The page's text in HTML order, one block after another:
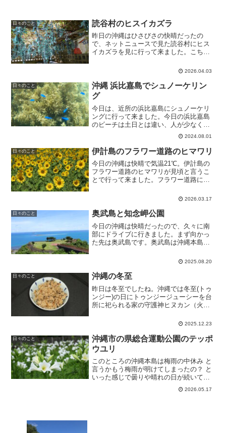
日々のこと 読谷村のヒスイカズラ
昨日の沖縄はひさびさの快晴だったの
で、ネットニュースで見た読谷村にヒス
イカズラを見に行って来ました。こちら
の玄関先に見事に咲いており、大勢の人
宅なのでマナーを守って静か...
2026.04.03
日々のこと
沖縄 浜比嘉島でシュノーケリン
グ
今日は、近所の浜比嘉島にシュノーケリ
ングに行って来ました。今日の浜比嘉島
のビーチは土日とは違い、人が少なく気
持ちよくシュノーケリングを楽しむこと
ができました。ただ、海の透明度があま
り良くなかったのが残念です。
2024.08.01
日々のこと 伊計島のフラワー道路のヒマワリ
今日の沖縄は快晴で気温21℃。伊計島の
フラワー道路のヒマワリが見頃と言うこ
とで行って来ました。フラワー道路には
えられており、丁度今が見頃になってい
が満開のヒマワリを...
2026.03.17
日々のこと 奥武島と知念岬公園
今日の沖縄は快晴だったので、久々に南
部にドライブに行きました。まず向かっ
た先は奥武島です。奥武島は沖縄本島と
す。11時半頃着いたので、さっそく何度
ここでは、天ぷらを1個...
2025.08.20
日々のこと 沖縄の冬至
昨日は冬至でしたね。沖縄では冬至(トゥ
ンジー)の日にトゥンジージューシーを台
所に祀られる家の守護神ヒヌカン（火の
ります。トゥンジージューシーとは、主
炊き込みご飯です。私...
2025.12.23
日々のこと
沖縄市の県総合運動公園のテッポ
ウユリ
このところの沖縄本島は梅雨の中休み と
言うかもう梅雨が明けてしまったの？ と
いった感じで曇りや晴れの日が続いてい
ます。そこで、14日(金)は沖縄市にある県
総合運動公園を散歩。薄曇りなので、暑
2026.05.17